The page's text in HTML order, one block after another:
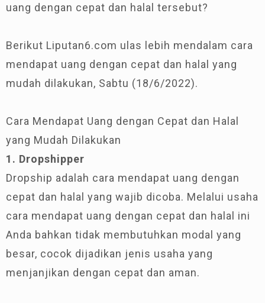
uang dengan cepat dan halal tersebut?
Berikut Liputan6.com ulas lebih mendalam cara
mendapat uang dengan cepat dan halal yang
mudah dilakukan, Sabtu (18/6/2022).
Cara Mendapat Uang dengan Cepat dan Halal
yang Mudah Dilakukan
1. Dropshipper
Dropship adalah cara mendapat uang dengan
cepat dan halal yang wajib dicoba. Melalui usaha
cara mendapat uang dengan cepat dan halal ini
Anda bahkan tidak membutuhkan modal yang
besar, cocok dijadikan jenis usaha yang
menjanjikan dengan cepat dan aman.